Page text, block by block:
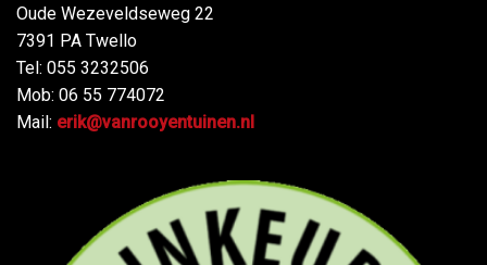
Oude Wezeveldseweg 22
7391 PA Twello
Tel: 055 3232506
Mob: 06 55 774072
Mail: erik@vanrooyentuinen.nl